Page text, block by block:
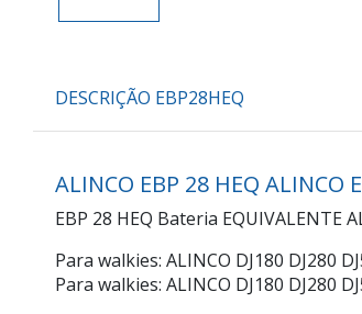
DESCRIÇÃO EBP28HEQ
ALINCO EBP 28 HEQ ALINCO
EBP 28 HEQ Bateria EQUIVALENTE
Para walkies: ALINCO DJ180 DJ280
Para walkies: ALINCO DJ180 DJ280